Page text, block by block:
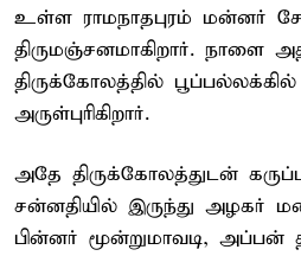
உள்ள ராமநாதபுரம் மன்னர்
திருமஞ்சனமாகிறார். நாளை
திருக்கோலத்தில் பூப்பல்லக்கில்
அருள்புரிகிறார்.
அதே திருக்கோலத்துடன்
சன்னதியில் இருந்து அழகர்
பின்னர் மூன்றுமாவடி, அப்பன்